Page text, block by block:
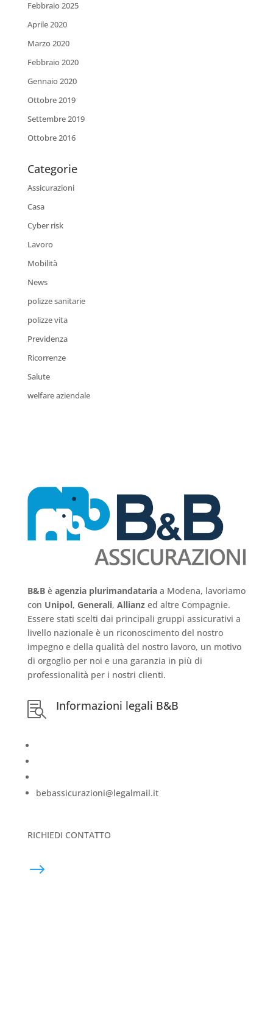
Febbraio 2025
Aprile 2020
Marzo 2020
Febbraio 2020
Gennaio 2020
Ottobre 2019
Settembre 2019
Ottobre 2016
Categorie
Assicurazioni
Casa
Cyber risk
Lavoro
Mobilità
News
polizze sanitarie
polizze vita
Previdenza
Ricorrenze
Salute
welfare aziendale
B&Bèagenzia plurimandatariaa Modena, lavoriamo
con Unipol, Generali, Allianzed altre Compagnie.
Essere stati scelti dai principali gruppi assicurativi a
livello nazionale è un riconoscimento del nostro
impegno e della qualità del nostro lavoro, un motivo
di orgoglio per noi e una garanzia in più di
professionalità per i nostri clienti.
 Informazioni legali B&B
bebassicurazioni@legalmail.it
RICHIEDI CONTATTO
$